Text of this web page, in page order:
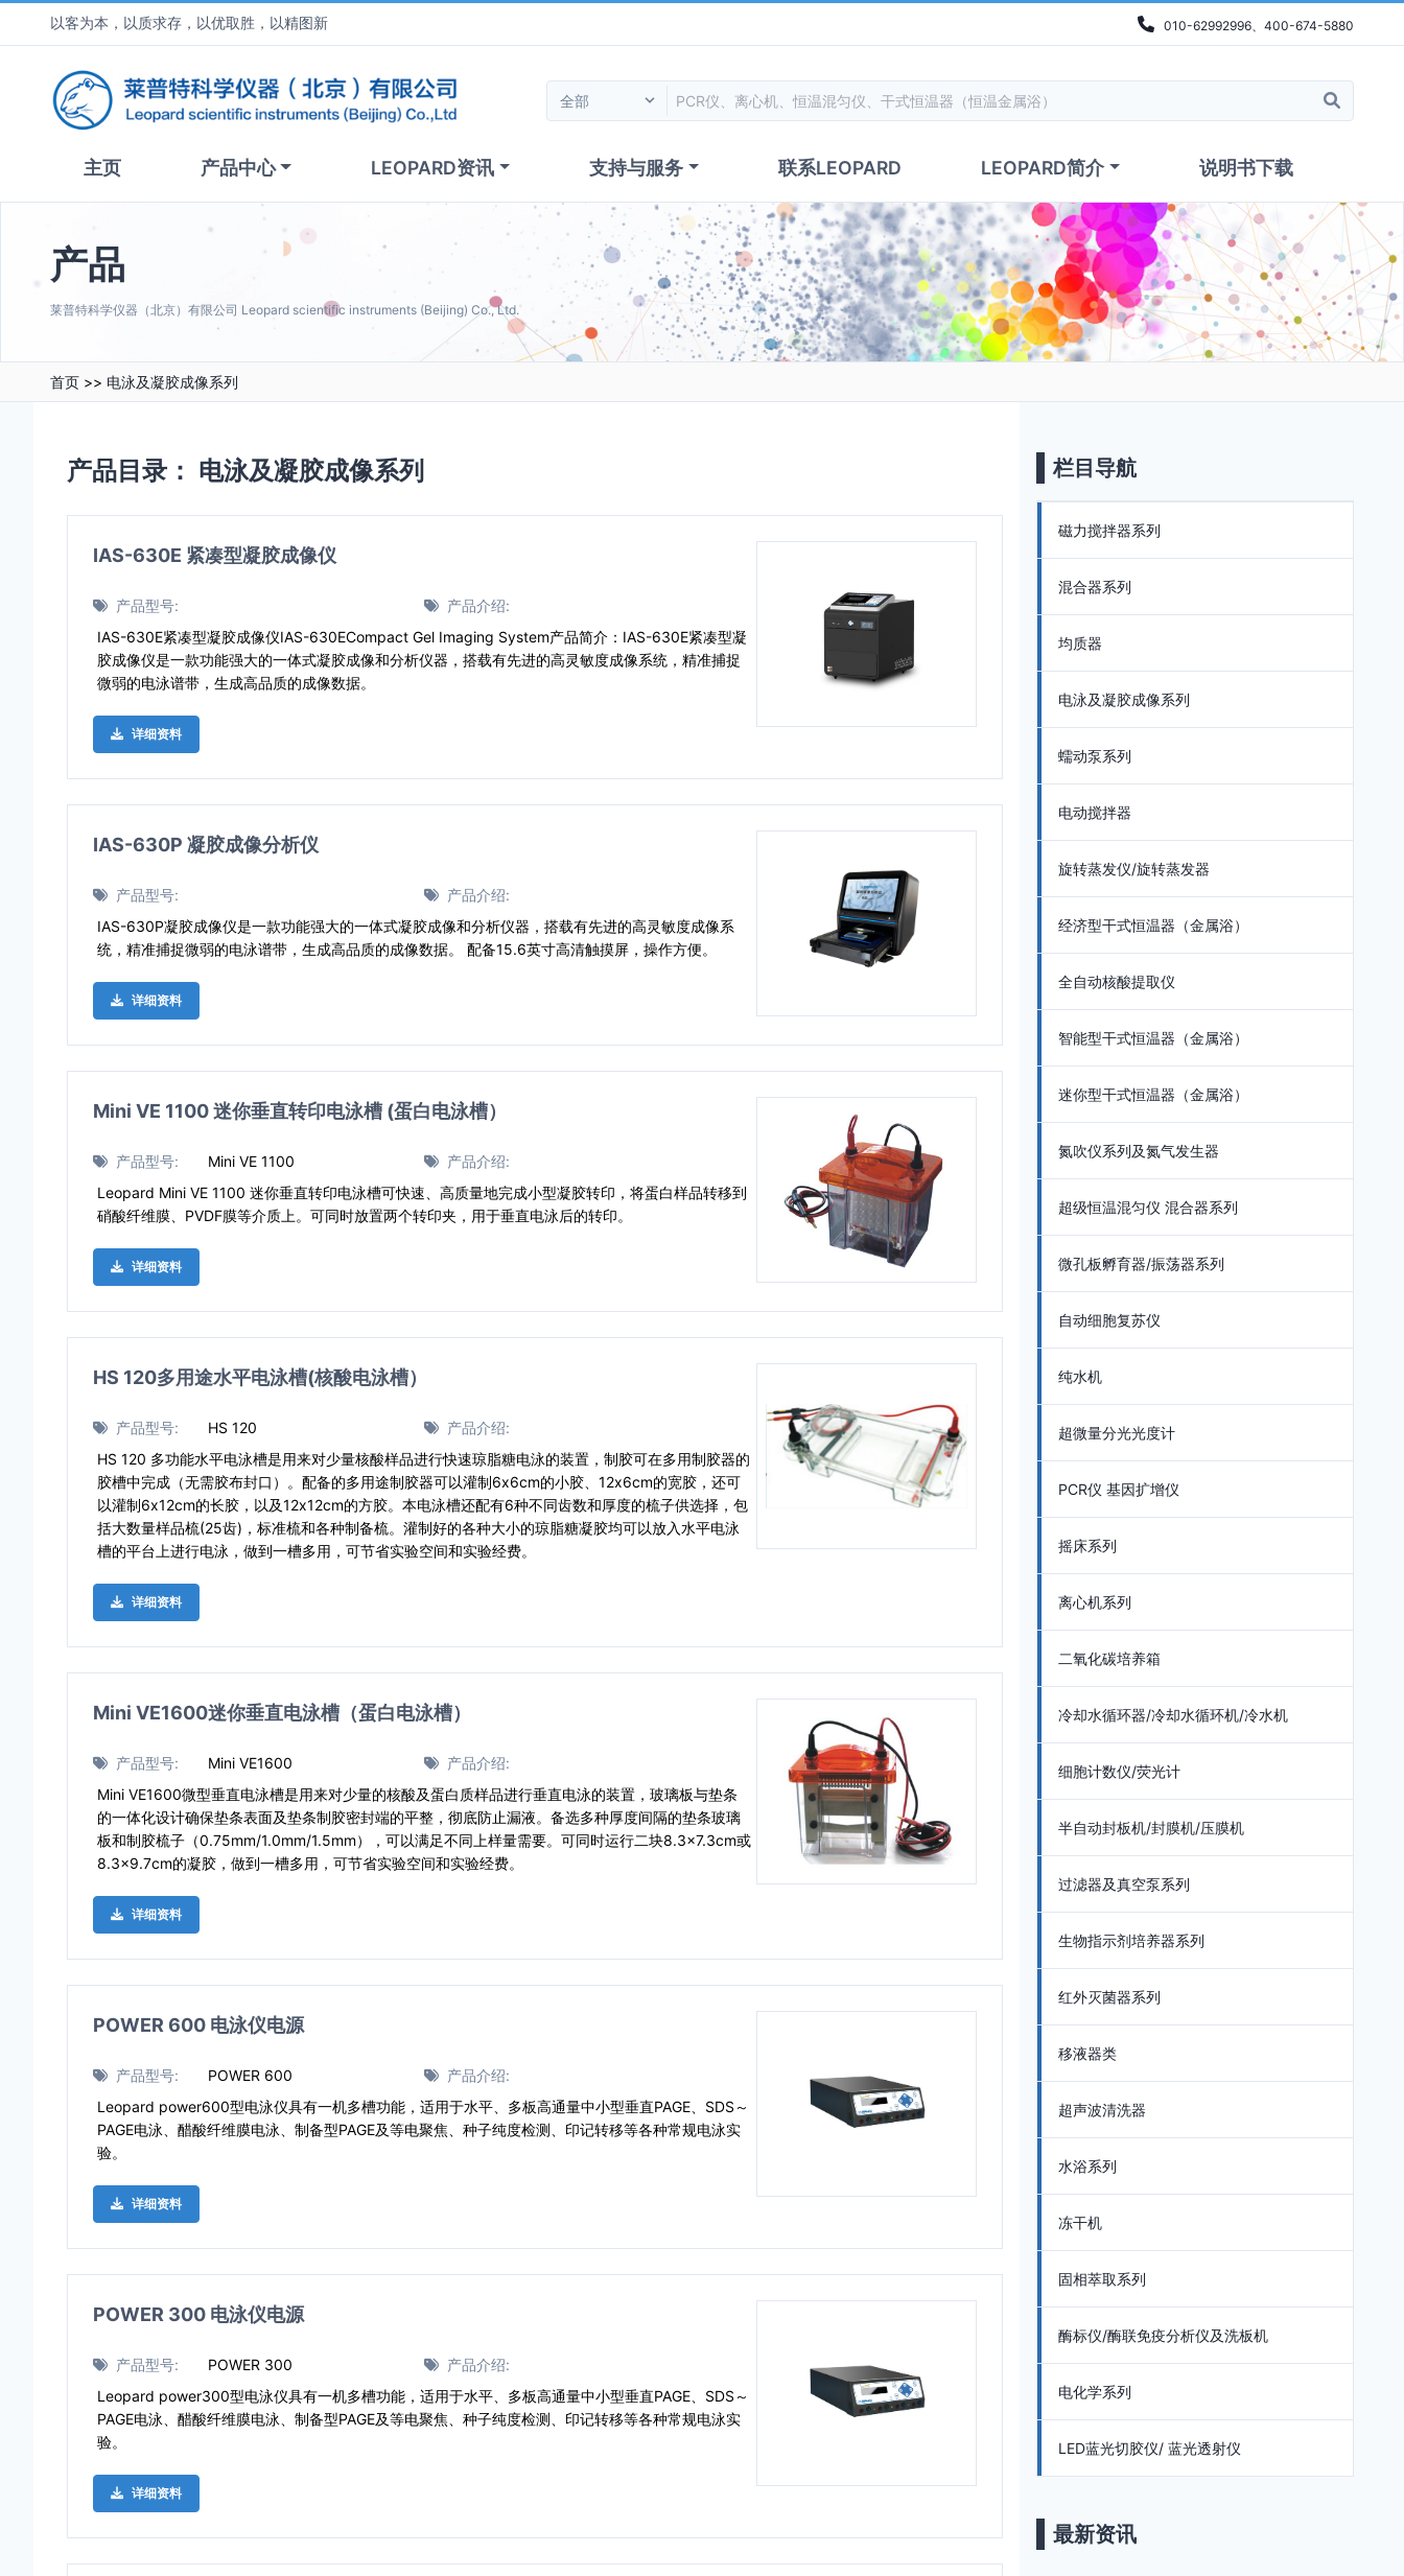
以客为本，以质求存，以优取胜，以精图新 010-62992996、400-674-5880
主页 产品中心 LEOPARD资讯 支持与服务 联系LEOPARD LEOPARD简介 说明书下载
产品
莱普特科学仪器（北京）有限公司 Leopard scientific instruments (Beijing) Co., Ltd.
首页 >> 电泳及凝胶成像系列
产品目录： 电泳及凝胶成像系列
IAS-630E 紧凑型凝胶成像仪
产品型号:
产品介绍:
IAS-630E紧凑型凝胶成像仪IAS-630ECompact Gel Imaging System产品简介：IAS-630E紧凑型凝
胶成像仪是一款功能强大的一体式凝胶成像和分析仪器，搭载有先进的高灵敏度成像系统，精准捕捉
微弱的电泳谱带，生成高品质的成像数据。
详细资料
IAS-630P 凝胶成像分析仪
产品型号:
产品介绍:
IAS-630P凝胶成像仪是一款功能强大的一体式凝胶成像和分析仪器，搭载有先进的高灵敏度成像系
统，精准捕捉微弱的电泳谱带，生成高品质的成像数据。 配备15.6英寸高清触摸屏，操作方便。
详细资料
Mini VE 1100 迷你垂直转印电泳槽 (蛋白电泳槽）
产品型号: Mini VE 1100
产品介绍:
Leopard Mini VE 1100 迷你垂直转印电泳槽可快速、高质量地完成小型凝胶转印，将蛋白样品转移到
硝酸纤维膜、PVDF膜等介质上。可同时放置两个转印夹，用于垂直电泳后的转印。
详细资料
HS 120多用途水平电泳槽(核酸电泳槽）
产品型号: HS 120
产品介绍:
HS 120 多功能水平电泳槽是用来对少量核酸样品进行快速琼脂糖电泳的装置，制胶可在多用制胶器的
胶槽中完成（无需胶布封口）。配备的多用途制胶器可以灌制6x6cm的小胶、12x6cm的宽胶，还可
以灌制6x12cm的长胶，以及12x12cm的方胶。本电泳槽还配有6种不同齿数和厚度的梳子供选择，包
括大数量样品梳(25齿)，标准梳和各种制备梳。灌制好的各种大小的琼脂糖凝胶均可以放入水平电泳
槽的平台上进行电泳，做到一槽多用，可节省实验空间和实验经费。
详细资料
Mini VE1600迷你垂直电泳槽（蛋白电泳槽）
产品型号: Mini VE1600
产品介绍:
Mini VE1600微型垂直电泳槽是用来对少量的核酸及蛋白质样品进行垂直电泳的装置，玻璃板与垫条
的一体化设计确保垫条表面及垫条制胶密封端的平整，彻底防止漏液。备选多种厚度间隔的垫条玻璃
板和制胶梳子（0.75mm/1.0mm/1.5mm），可以满足不同上样量需要。可同时运行二块8.3×7.3cm或
8.3×9.7cm的凝胶，做到一槽多用，可节省实验空间和实验经费。
详细资料
POWER 600 电泳仪电源
产品型号: POWER 600
产品介绍:
Leopard power600型电泳仪具有一机多槽功能，适用于水平、多板高通量中小型垂直PAGE、SDS～
PAGE电泳、醋酸纤维膜电泳、制备型PAGE及等电聚焦、种子纯度检测、印记转移等各种常规电泳实
验。
详细资料
POWER 300 电泳仪电源
产品型号: POWER 300
产品介绍:
Leopard power300型电泳仪具有一机多槽功能，适用于水平、多板高通量中小型垂直PAGE、SDS～
PAGE电泳、醋酸纤维膜电泳、制备型PAGE及等电聚焦、种子纯度检测、印记转移等各种常规电泳实
验。
详细资料
栏目导航
磁力搅拌器系列
混合器系列
均质器
电泳及凝胶成像系列
蠕动泵系列
电动搅拌器
旋转蒸发仪/旋转蒸发器
经济型干式恒温器（金属浴）
全自动核酸提取仪
智能型干式恒温器（金属浴）
迷你型干式恒温器（金属浴）
氮吹仪系列及氮气发生器
超级恒温混匀仪 混合器系列
微孔板孵育器/振荡器系列
自动细胞复苏仪
纯水机
超微量分光光度计
PCR仪 基因扩增仪
摇床系列
离心机系列
二氧化碳培养箱
冷却水循环器/冷却水循环机/冷水机
细胞计数仪/荧光计
半自动封板机/封膜机/压膜机
过滤器及真空泵系列
生物指示剂培养器系列
红外灭菌器系列
移液器类
超声波清洗器
水浴系列
冻干机
固相萃取系列
酶标仪/酶联免疫分析仪及洗板机
电化学系列
LED蓝光切胶仪/ 蓝光透射仪
最新资讯